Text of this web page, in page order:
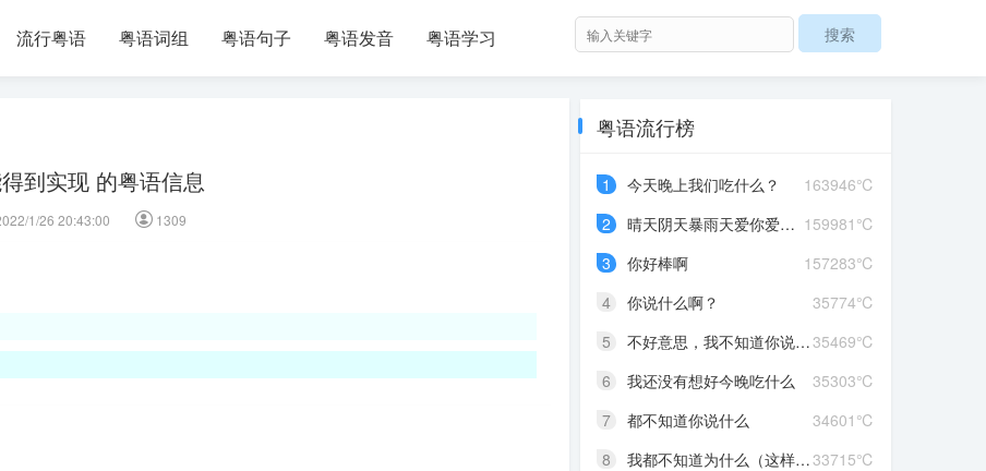
流行粤语 粤语词组 粤语句子 粤语发音 粤语学习
到实现 的粤语信息
1/26 20:43:00 1309
粤语流行榜
163946℃
1
今天晚上我们吃什么？
159981℃
2
晴天阴天暴雨天爱你爱到发晒颠红茶绿茶菊花茶爱你爱到蒙查查
157283℃
3
你好棒啊
35774℃
4
你说什么啊？
35469℃
5
不好意思，我不知道你说什么
35303℃
6
我还没有想好今晚吃什么
34601℃
7
都不知道你说什么
33715℃
8
我都不知道为什么（这样做）